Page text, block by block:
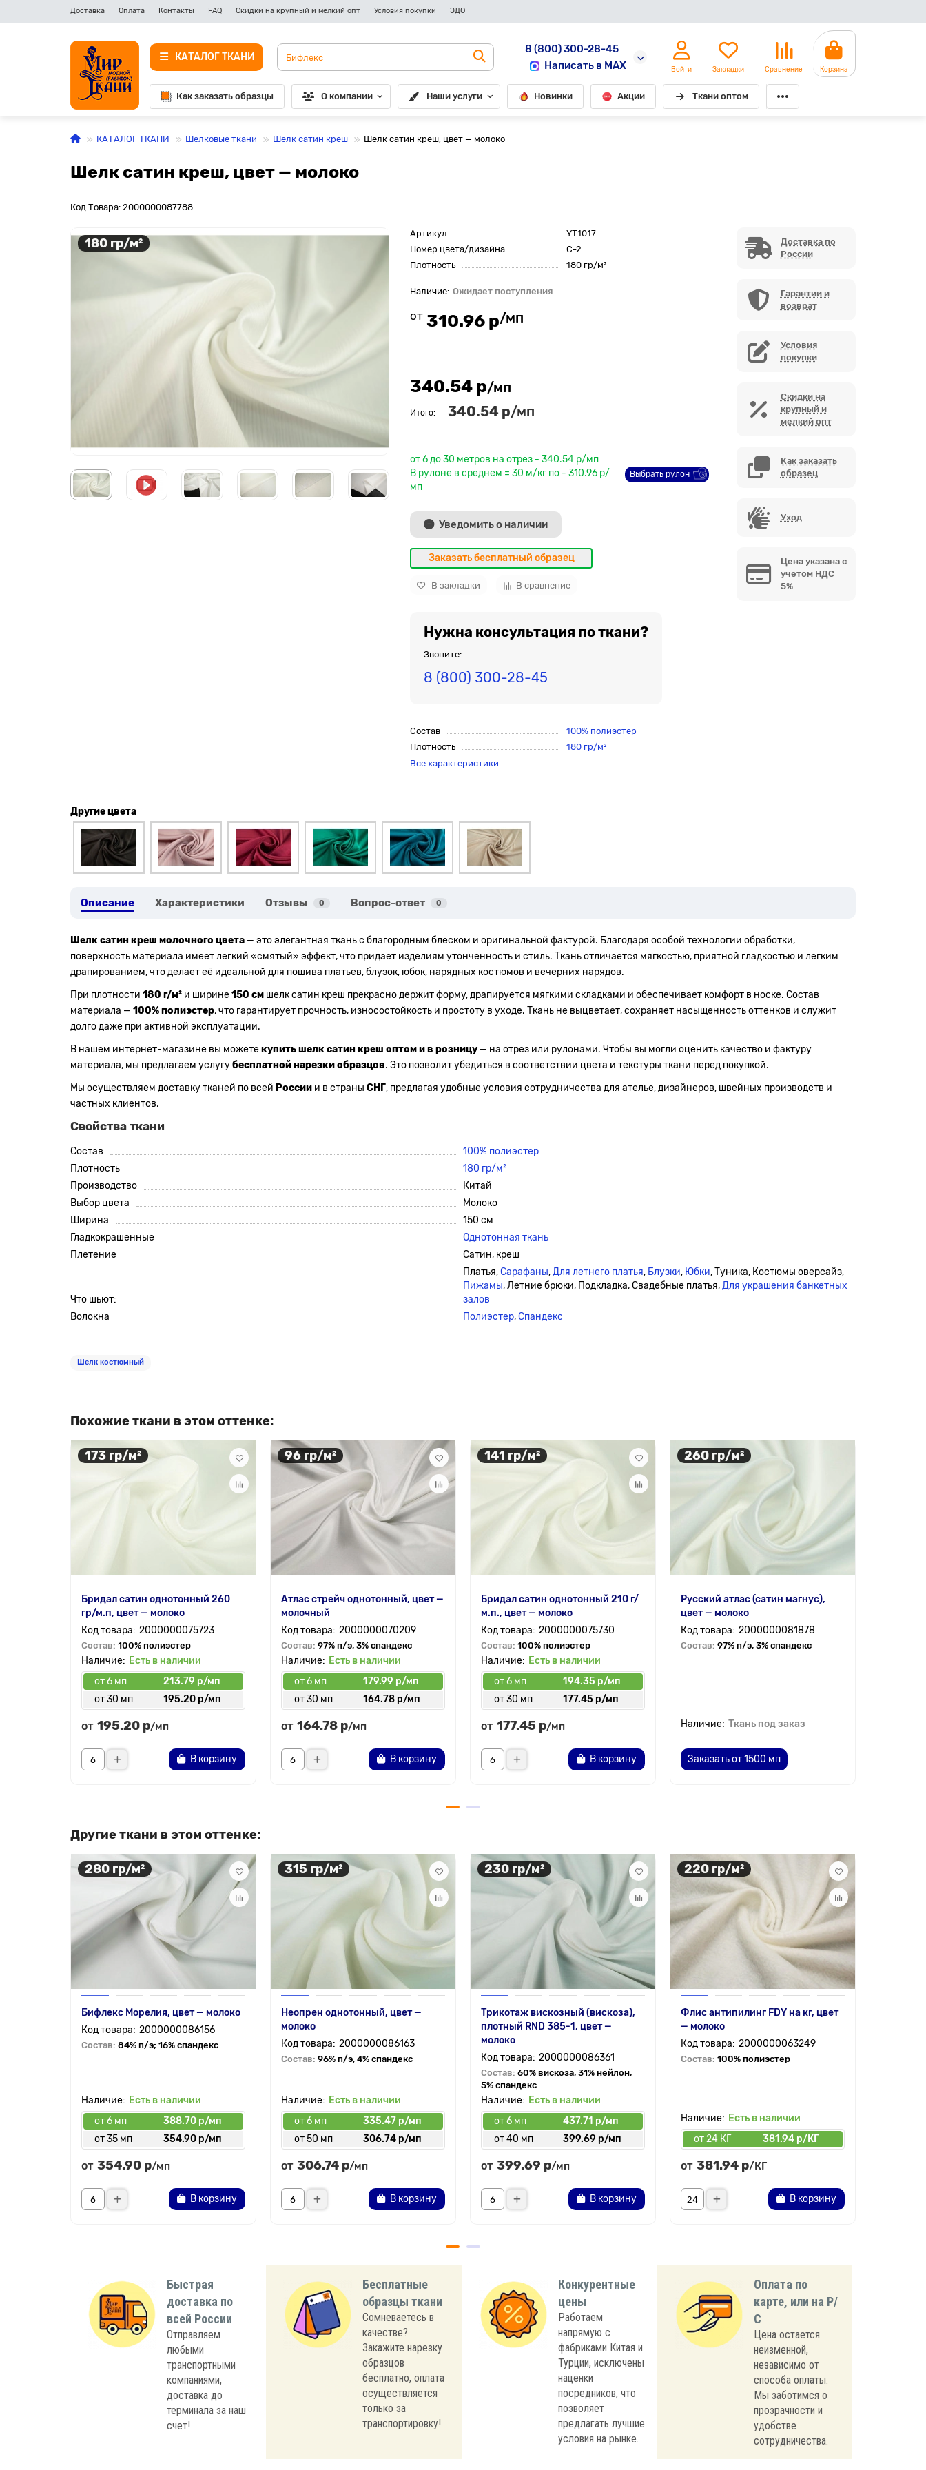
Доставка Оплата Контакты FAQ Скидки на крупный и мелкий опт Условия покупки ЭДО
КАТАЛОГ ТКАНИ
8 (800) 300-28-45
Написать в MAX
Войти Закладки Сравнение Корзина
Как заказать образцы О компании Наши услуги Новинки Акции Ткани оптом
КАТАЛОГ ТКАНИ Шелковые ткани Шелк сатин креш Шелк сатин креш, цвет — молоко
Шелк сатин креш, цвет — молоко
Код Товара: 2000000087788
180 гр/м²
Артикул
YT1017
Номер цвета/дизайна
С-2
Плотность
180 гр/м²
Ожидает поступления
от 310.96 р/мп
340.54 р/мп
Итого: 340.54 р/мп
от 6 до 30 метров на отрез - 340.54 р/мп
В рулоне в среднем = 30 м/кг по - 310.96 р/
мп
Выбрать рулон
Уведомить о наличии
Заказать бесплатный образец
В закладки В сравнение
Нужна консультация по ткани?
Звоните:
8 (800) 300-28-45
Состав
100% полиэстер
Плотность
180 гр/м²
Все характеристики
Доставка по
России
Гарантии и
возврат
Условия
покупки
Скидки на
крупный и
мелкий опт
Как заказать
образец
Уход
Цена указана с
учетом НДС
5%
Другие цвета
Описание Характеристики Отзывы 0 Вопрос-ответ 0
Шелк сатин креш молочного цвета — это элегантная ткань с благородным блеском и оригинальной фактурой. Благодаря особой технологии обработки,
поверхность материала имеет легкий «смятый» эффект, что придает изделиям утонченность и стиль. Ткань отличается мягкостью, приятной гладкостью и легким
драпированием, что делает её идеальной для пошива платьев, блузок, юбок, нарядных костюмов и вечерних нарядов.
При плотности 180 г/м² и ширине150 см шелк сатин креш прекрасно держит форму, драпируется мягкими складками и обеспечивает комфорт в носке. Состав
материала — 100% полиэстер, что гарантирует прочность, износостойкость и простоту в уходе. Ткань не выцветает, сохраняет насыщенность оттенков и служит
долго даже при активной эксплуатации.
В нашем интернет-магазине вы можетекупить шелк сатин креш оптом и в розницу — на отрез или рулонами. Чтобы вы могли оценить качество и фактуру
материала, мы предлагаем услугубесплатной нарезки образцов. Это позволит убедиться в соответствии цвета и текстуры ткани перед покупкой.
Мы осуществляем доставку тканей по всей России и в страны СНГ, предлагая удобные условия сотрудничества для ателье, дизайнеров, швейных производств и
частных клиентов.
Свойства ткани
Состав
100% полиэстер
Плотность
180 гр/м²
Производство
Китай
Выбор цвета
Молоко
Ширина
150 см
Гладкокрашенные
Однотонная ткань
Плетение
Сатин, креш
Что шьют:
Платья,Сарафаны,Для летнего платья, Блузки, Юбки, Туника, Костюмы оверсайз,
Пижамы, Летние брюки, Подкладка, Свадебные платья,Для украшения банкетных
залов
Волокна
Полиэстер,Спандекс
Шелк костюмный
Похожие ткани в этом оттенке:
173 гр/м²
Бридал сатин однотонный 260
гр/м.п, цвет — молоко
2000000075723
Состав: 100% полиэстер
Есть в наличии
от 6 мп
213.79 р/мп
от 30 мп
195.20 р/мп
от 195.20 р/мп
В корзину
96 гр/м²
Атлас стрейч однотонный, цвет —
молочный
2000000070209
Состав: 97% п/э, 3% спандекс
Есть в наличии
от 6 мп
179.99 р/мп
от 30 мп
164.78 р/мп
от 164.78 р/мп
В корзину
141 гр/м²
Бридал сатин однотонный 210 г/
м.п., цвет — молоко
2000000075730
Состав: 100% полиэстер
Есть в наличии
от 6 мп
194.35 р/мп
от 30 мп
177.45 р/мп
от 177.45 р/мп
В корзину
260 гр/м²
Русский атлас (сатин магнус),
цвет — молоко
2000000081878
Состав: 97% п/э, 3% спандекс
Ткань под заказ
Заказать от 1500 мп
Другие ткани в этом оттенке:
280 гр/м²
Бифлекс Морелия, цвет — молоко
2000000086156
Состав: 84% п/э; 16% спандекс
Есть в наличии
от 6 мп
388.70 р/мп
от 35 мп
354.90 р/мп
от 354.90 р/мп
В корзину
315 гр/м²
Неопрен однотонный, цвет —
молоко
2000000086163
Состав: 96% п/э, 4% спандекс
Есть в наличии
от 6 мп
335.47 р/мп
от 50 мп
306.74 р/мп
от 306.74 р/мп
В корзину
230 гр/м²
Трикотаж вискозный (вискоза),
плотный RND 385-1, цвет —
молоко
2000000086361
Состав: 60% вискоза, 31% нейлон,
5% спандекс
Есть в наличии
от 6 мп
437.71 р/мп
от 40 мп
399.69 р/мп
от 399.69 р/мп
В корзину
220 гр/м²
Флис антипилинг FDY на кг, цвет
— молоко
2000000063249
Состав: 100% полиэстер
Есть в наличии
от 24 КГ
381.94 р/КГ
от 381.94 р/КГ
В корзину
Быстрая
доставка по
всей России
Отправляем
любыми
транспортными
компаниями,
доставка до
терминала за наш
счет!
Бесплатные
образцы ткани
Сомневаетесь в
качестве?
Закажите нарезку
образцов
бесплатно, оплата
осуществляется
только за
транспортировку!
Конкурентные
цены
Работаем
напрямую с
фабриками Китая и
Турции, исключены
наценки
посредников, что
позволяет
предлагать лучшие
условия на рынке.
Оплата по
карте, или на Р/
С
Цена остается
неизменной,
независимо от
способа оплаты.
Мы заботимся о
прозрачности и
удобстве
сотрудничества.